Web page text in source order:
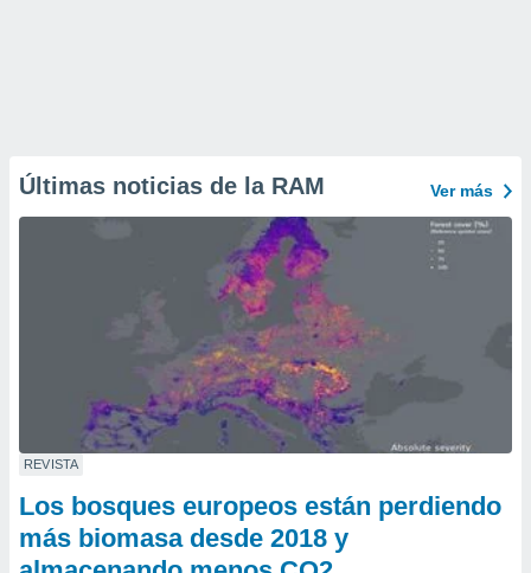
Últimas noticias de la RAM Ver más
REVISTA
Los bosques europeos están perdiendo
más biomasa desde 2018 y